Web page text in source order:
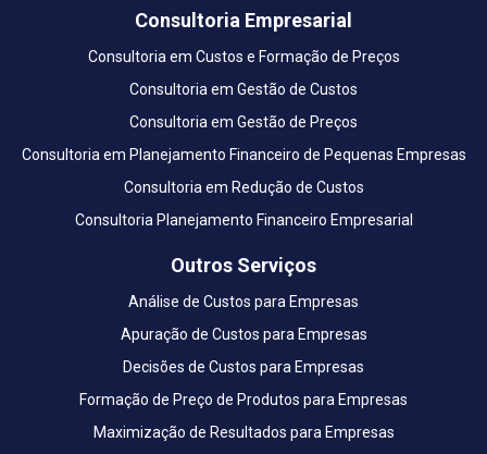
Consultoria Empresarial
Consultoria em Custos e Formação de Preços
Consultoria em Gestão de Custos
Consultoria em Gestão de Preços
Consultoria em Planejamento Financeiro de Pequenas Empresas
Consultoria em Redução de Custos
Consultoria Planejamento Financeiro Empresarial
Outros Serviços
Análise de Custos para Empresas
Apuração de Custos para Empresas
Decisões de Custos para Empresas
Formação de Preço de Produtos para Empresas
Maximização de Resultados para Empresas